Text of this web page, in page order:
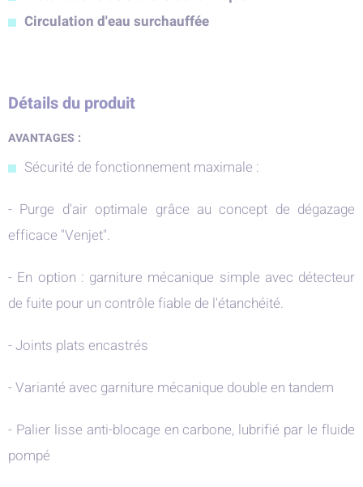
Circulation d'eau surchauffée
Détails du produit
AVANTAGES :
Sécurité de fonctionnement maximale :
- Purge d'air optimale grâce au concept de dégazage
efficace "Venjet".
- En option : garniture mécanique simple avec détecteur
de fuite pour un contrôle fiable de l'étanchéité.
- Joints plats encastrés
- Varianté avec garniture mécanique double en tandem
- Palier lisse anti-blocage en carbone, lubrifié par le fluide
pompé